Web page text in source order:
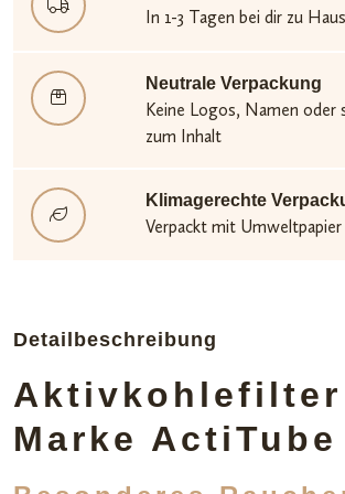
Detailbeschreibung
Aktivkohlefilter
Marke ActiTube
In 1-3 Tagen bei dir zu
Neutrale Verpackung
Keine Logos, Namen oder
zum Inhalt
Klimagerechte
Verpackt mit Umweltpapier